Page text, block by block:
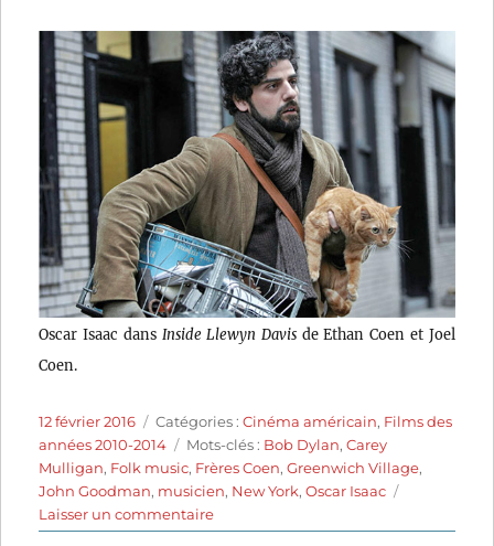
Oscar Isaac dans Inside Llewyn Davis de Ethan Coen et Joel
Coen.
Publié
le
12 février 2016 Catégories
Catégories :Cinéma américain, Films des
années 2010-2014
Étiquettes
Mots-clés : Bob Dylan,Carey
Mulligan, Folk music, Frères Coen,Greenwich Village,
John Goodman, musicien, New York,Oscar Isaac
Laisser un commentairesur
Inside